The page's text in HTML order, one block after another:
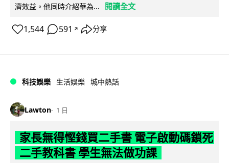
濟效益。他同時介紹華為...
閱讀全文
1,544 591 ↗ 分享
科技娛樂 生活娛樂 城中熱話
Lawton 1 日
家長無得慳錢買二手書 電子啟動碼鎖死
二手教科書 學生無法做功課